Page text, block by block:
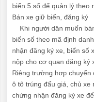
biển 5 số để quản lý theo
Bán xe giữ biển, đăng ký
Khi người dân muốn
biển số theo mã định
nhận đăng ký xe, biển số
nộp cho cơ quan đăng ký
Riêng trường hợp chuyển
ô tô trúng đấu giá, chủ xe
chứng nhận đăng ký xe